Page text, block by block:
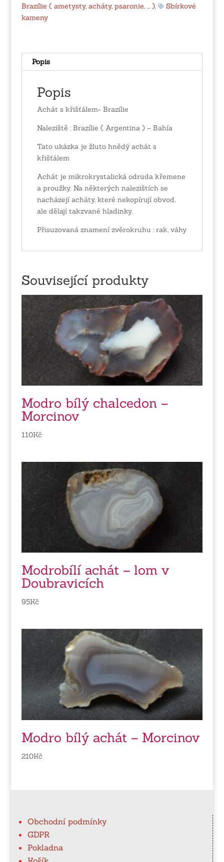
Brazílie ( ametysty, acháty, psaronie, ... ),
Sbírkové
kameny
Popis
Popis
Achát s křišťálem- Brazílie
Naleziště : Brazílie ( Argentina ) – Bahía
Tato ukázka je žluto hnědý achát s
křišťálem
Achát je mikrokrystalická odrůda křemene
a proužky. Na některých nalezištích se
nacházejí acháty, které nekopírují obvod,
ale dělají takzvané hladinky.
Přisuzovaná znamení zvěrokruhu : rak, váhy
Související produkty
Modro bílý chalcedon –
Morcinov
110Kč
Modrobílí achát – lom v
Doubravicích
95Kč
Modro bílý achát – Morcinov
210Kč
Obchodní podmínky
GDPR
Pokladna